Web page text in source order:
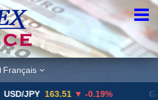
Français
163.51 ▼ -0.19% GBP/USD